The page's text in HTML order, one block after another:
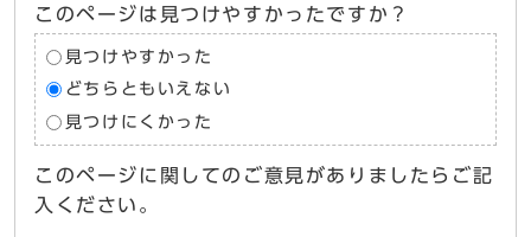
このページは見つけやすかったですか？
見つけやすかった
どちらともいえない
見つけにくかった
このページに関してのご意見がありましたらご記
入ください。